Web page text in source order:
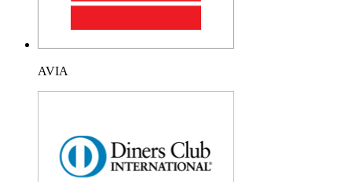
AVIA